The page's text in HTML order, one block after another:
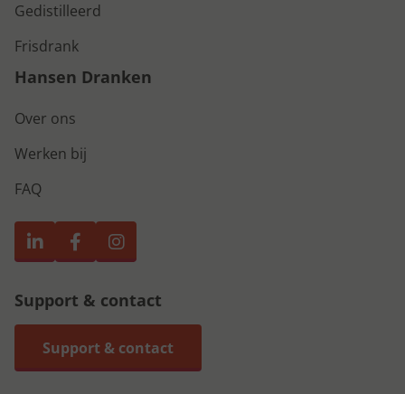
Gedistilleerd
Frisdrank
Hansen Dranken
Over ons
Werken bij
FAQ
Support & contact
Support & contact